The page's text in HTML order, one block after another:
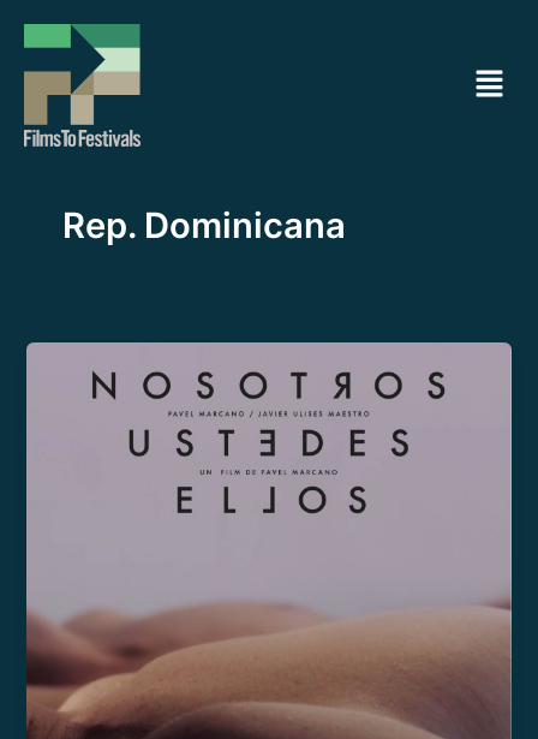
contenido
Menú
Rep. Dominicana